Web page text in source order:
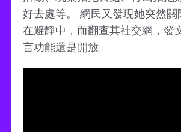
好去處等。 網民又發現她突然關
在避靜中，而翻查其社交網，發
言功能還是開放。